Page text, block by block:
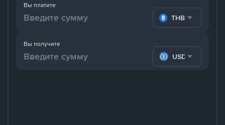
Вы платите
THB
Вы получите
USDC